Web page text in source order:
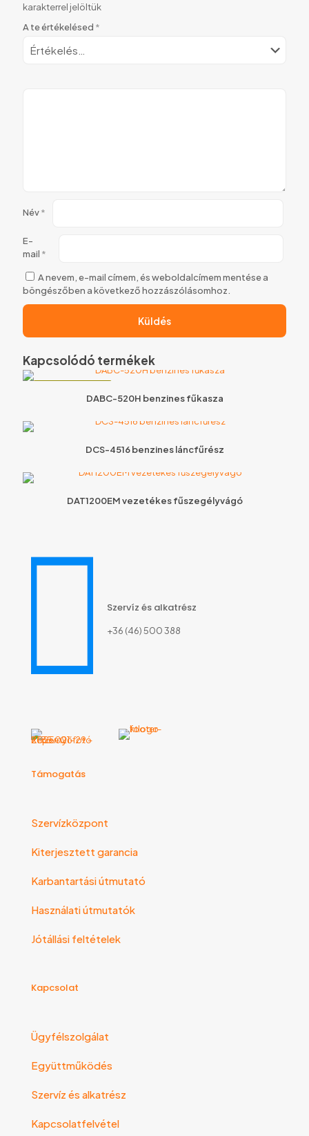
karakterrel jelöltük
A te értékelésed *
Név*
E-
mail *
A nevem, e-mail címem, és weboldalcímem mentése a
böngészőben a következő hozzászólásomhoz.
Kapcsolódó termékek
DABC-520H benzines fűkasza
DCS-4516 benzines láncfűrész
DAT1200EM vezetékes fűszegélyvágó
Szervíz és alkatrész
+36 (46) 500 388
Támogatás
Szervízközpont
Kiterjesztett garancia
Karbantartási útmutató
Használati útmutatók
Jótállási feltételek
Kapcsolat
Ügyfélszolgálat
Együttműködés
Szervíz és alkatrész
Kapcsolatfelvétel